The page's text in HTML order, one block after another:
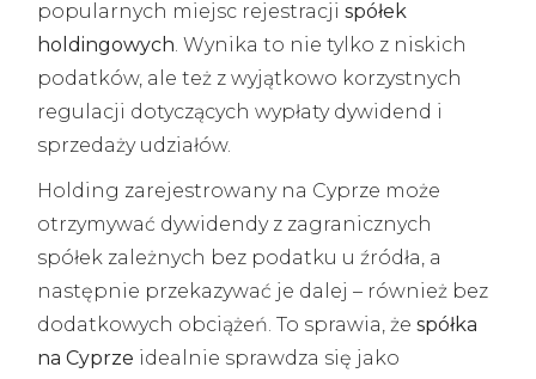
popularnych miejsc rejestracjispółek
holdingowych. Wynika to nie tylko z niskich
podatków, ale też z wyjątkowo korzystnych
regulacji dotyczących wypłaty dywidend i
sprzedaży udziałów.
Holding zarejestrowany na Cyprze może
otrzymywać dywidendy z zagranicznych
spółek zależnych bez podatku u źródła, a
następnie przekazywać je dalej – również bez
dodatkowych obciążeń. To sprawia, żespółka
na Cyprze idealnie sprawdza się jako